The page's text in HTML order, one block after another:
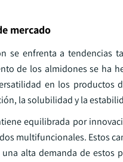
mercado
se enfrenta a tendencias
de los almidones se ha
en los productos
la solubilidad y la
equilibrada por
multifuncionales. Estos
alta demanda de